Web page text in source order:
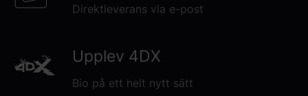
Direktleverans via e-post
Upplev 4DX
Bio på ett helt nytt sätt